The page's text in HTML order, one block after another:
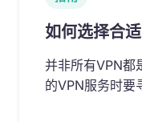
如何选择合
并非所有VPN都
的VPN服务时要